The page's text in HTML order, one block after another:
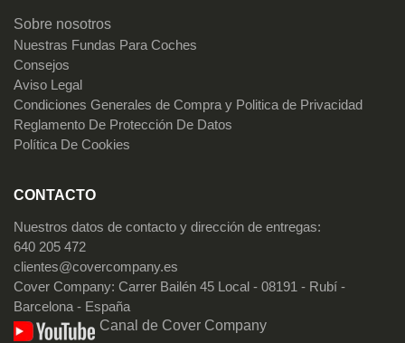
Sobre nosotros
Nuestras Fundas Para Coches
Consejos
Aviso Legal
Condiciones Generales de Compra y Politica de Privacidad
Reglamento De Protección De Datos
Política De Cookies
CONTACTO
Nuestros datos de contacto y dirección de entregas:
640 205 472
clientes@covercompany.es
Cover Company: Carrer Bailén 45 Local - 08191 - Rubí -
Barcelona - España
Canal de Cover Company